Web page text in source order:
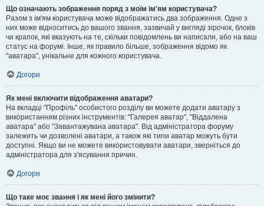
Що означають зображення поряд з моїм ім'ям користувача?
Разом з ім'ям користувача може відображатись два зображення. Одне з
них може відноситись до вашого звання, зазвичай у вигляді зірочок, блоків
чи крапок, які вказують на те, скільки повідомлень ви написали, або на ваш
статус на форумі. Інше, як правило більше, зображення відомо як
"аватара", унікальне для кожного користувача.
Догори
Як мені включити відображення аватари?
На вкладці "Профіль" особистого розділу ви можете додати аватару з
використанням різних інструментів: "Галерея аватар", "Віддалена
аватара" або "Завантажувана аватара". Від адміністратора форуму
залежить чи дозволені аватари, а також які типи аватар можуть бути
доступні. Якщо ви не можете використовувати аватари, зверніться до
адміністратора для з'ясування причин.
Догори
Що таке моє звання і як мені його змінити?